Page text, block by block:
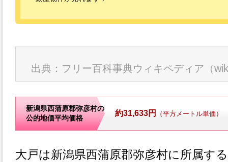
出典：フリー百科事典ウィキペディア（
新潟県西蒲原郡弥彦村の
公的地価平均価格
約31,633円 （平方メートル単価）
大戸は新潟県西蒲原郡弥彦村に所属す